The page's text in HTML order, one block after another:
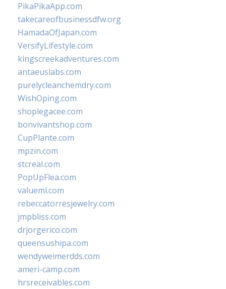
PikaPikaApp.com
takecareofbusinessdfw.org
HamadaOfJapan.com
VersifyLifestyle.com
kingscreekadventures.com
antaeuslabs.com
purelycleanchemdry.com
WishOping.com
shoplegacee.com
bonvivantshop.com
CupPlante.com
mpzin.com
stcreal.com
PopUpFlea.com
valueml.com
rebeccatorresjewelry.com
jmpbliss.com
drjorgerico.com
queensushipa.com
wendyweimerdds.com
ameri-camp.com
hrsreceivables.com